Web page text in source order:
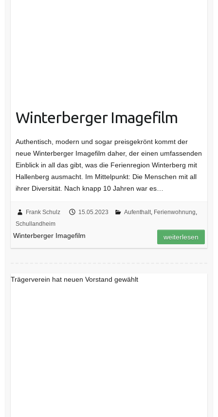
Winterberger Imagefilm
Authentisch, modern und sogar preisgekrönt kommt der
neue Winterberger Imagefilm daher, der einen umfassenden
Einblick in all das gibt, was die Ferienregion Winterberg mit
Hallenberg ausmacht. Im Mittelpunkt: Die Menschen mit all
ihrer Diversität. Nach knapp 10 Jahren war es…
Frank Schulz 15.05.2023 Aufenthalt, Ferienwohnung,
Schullandheim
Winterberger Imagefilm weiterlesen
Trägerverein hat neuen Vorstand gewählt